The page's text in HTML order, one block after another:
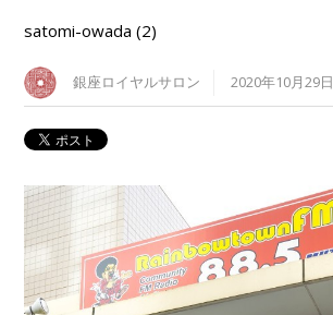
satomi-owada (2)
銀座ロイヤルサロン 2020年10月29日